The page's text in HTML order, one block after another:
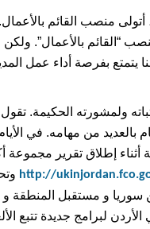
أتولى منصب القائم
“القائم بالأعمال”.
بفرصة أداء عمل
ولمشورته الحكيمة.
بالعديد من مهامه. في
أثناء إطلاق تقرير
http://
و مستقبل المنطقة و
لبرامج جديدة تتبع